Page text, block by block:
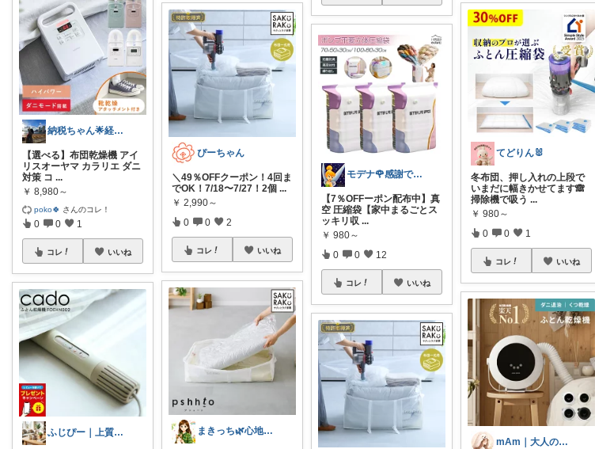
納税ちゃん🌟経由購入★
【選べる】布団乾燥機 アイ
リスオーヤマ カラリエ ダニ
対策 コ ...
￥ 8,980～
poko🍀 さんのコレ！
0 0 1
コレ いいね
ふじぴー｜上質な日常のつくりかた
ぴーちゃん
＼49％OFFクーポン！4回ま
でOK！7/18〜7/27！2個 ...
￥ 2,990～
0 0 2
コレ いいね
まきっち🌿心地よい暮らし🌿
モデナ🌹感謝です🙏
【7％OFFーポン配布中】真
空 圧縮袋【家中まるごとス
ッキリ収 ...
￥ 980～
0 0 12
コレ いいね
てどりん🐰
冬布団、押し入れの上段で
いまだに幅きかせてます🙈
掃除機で吸う ...
￥ 980～
0 0 1
コレ いいね
mAm｜大人のご褒美セレクト